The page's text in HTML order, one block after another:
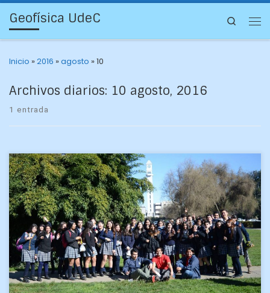
Geofísica UdeC Search
Inicio »2016 »agosto »10
Archivos diarios: 10 agosto, 2016
1 entrada
Martes 9 de agosto de 2016. Esta mañana recibimos la visita
del Colegio Amanecer de Coronel, a 38 alumnos de tercero
medio de la especialidad Matemática, […]